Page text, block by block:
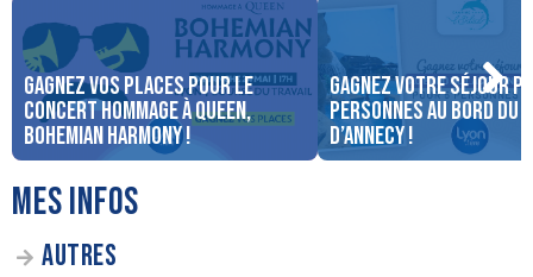
Gagnez vos places pour le
concert Hommage à Queen,
Bohemian Harmony !
Gagnez votre séjour
personnes au bord du
d’Annecy !
MES INFOS
AUTRES